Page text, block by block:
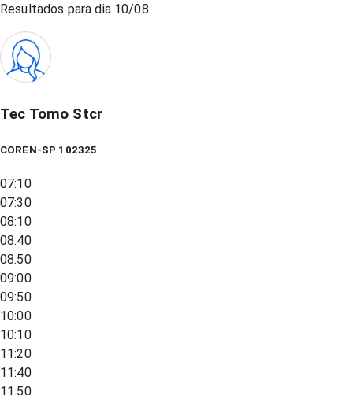
Resultados para dia 10/08
Tec Tomo Stcr
COREN-SP 102325
07:10
07:30
08:10
08:40
08:50
09:00
09:50
10:00
10:10
11:20
11:40
11:50